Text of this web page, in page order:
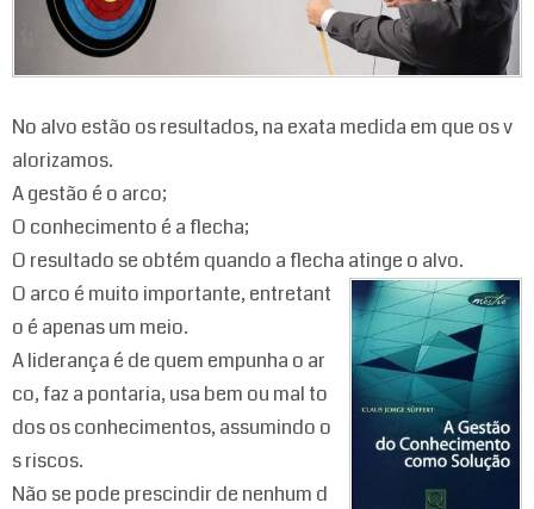
No alvo estão os resultados, na exata medida em que os v
alorizamos.
A gestão é o arco;
O conhecimento é a flecha;
O resultado se obtém quando a flecha atinge o alvo.
O arco é muito importante, entretant
o é apenas um meio.
A liderança é de quem empunha o ar
co, faz a pontaria, usa bem ou mal to
dos os conhecimentos, assumindo o
s riscos.
Não se pode prescindir de nenhum d